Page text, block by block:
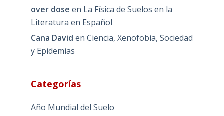
over dose en La Física de Suelos en la
Literatura en Español
Cana David en Ciencia, Xenofobia, Sociedad
y Epidemias
Categorías
Año Mundial del Suelo